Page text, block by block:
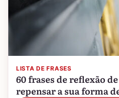
LISTA DE FRASES
60 frases de reflexão
repensar a sua forma